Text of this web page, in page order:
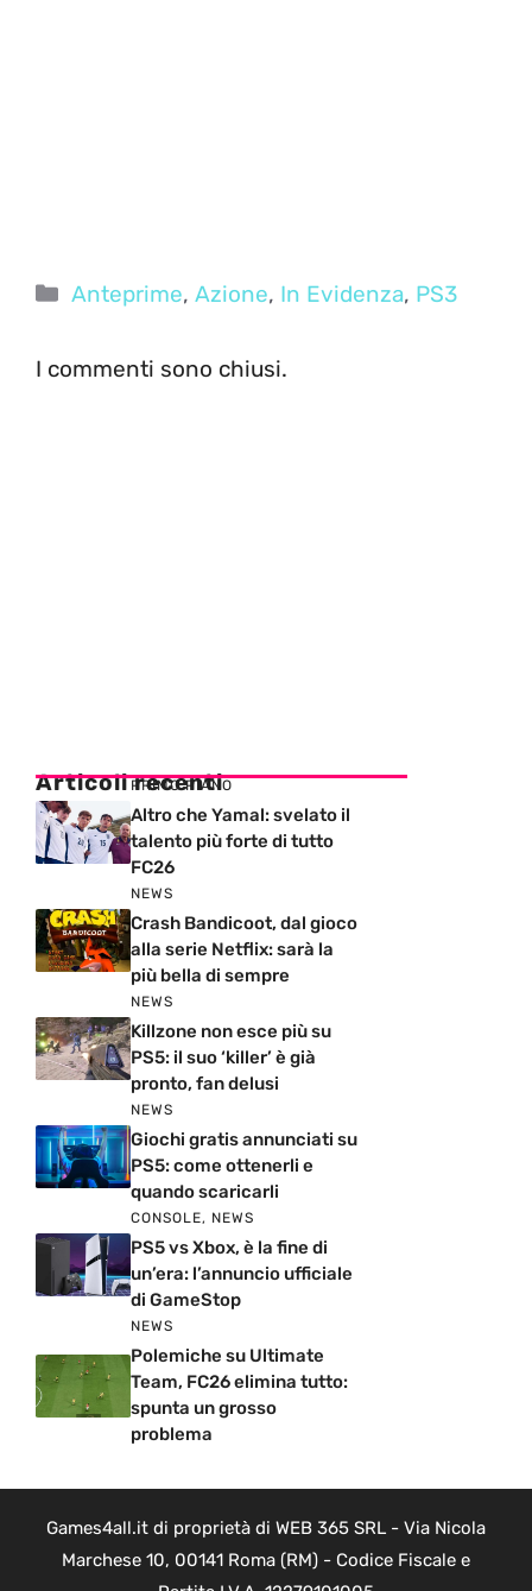
Categorie
Anteprime,Azione, In Evidenza, PS3
I commenti sono chiusi.
Articoli recenti
PRIMO PIANO
Altro che Yamal: svelato il
talento più forte di tutto
FC26
NEWS
Crash Bandicoot, dal gioco
alla serie Netflix: sarà la
più bella di sempre
NEWS
Killzone non esce più su
PS5: il suo ‘killer’ è già
pronto, fan delusi
NEWS
Giochi gratis annunciati su
PS5: come ottenerli e
quando scaricarli
CONSOLE, NEWS
PS5 vs Xbox, è la fine di
un’era: l’annuncio ufficiale
di GameStop
NEWS
Polemiche su Ultimate
Team, FC26 elimina tutto:
spunta un grosso
problema
Games4all.it di proprietà di WEB 365 SRL - Via Nicola
Marchese 10, 00141 Roma (RM) - Codice Fiscale e